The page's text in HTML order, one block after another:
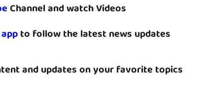
Channel and watch Videos
to follow the latest news updates
and updates on your favorite topics